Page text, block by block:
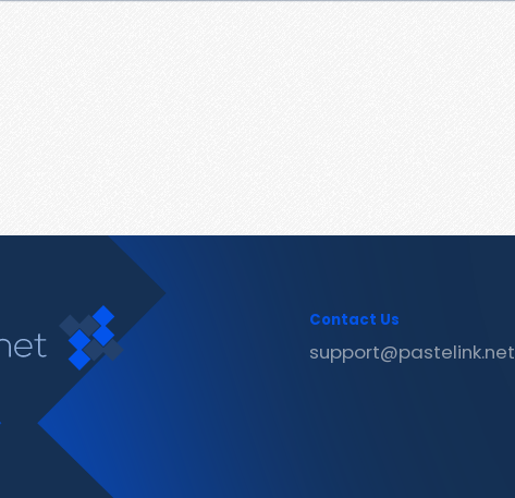
Contact Us
support@pastelink.net